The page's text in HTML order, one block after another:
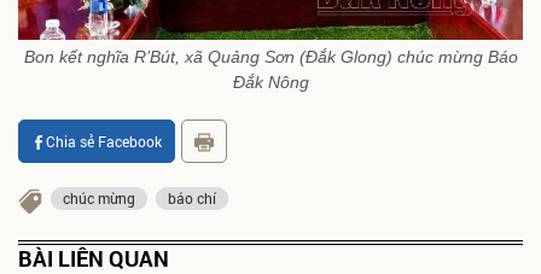
Bon kết nghĩa R’Bút, xã Quảng Sơn (Đắk Glong) chúc mừng Báo
Đắk Nông
Chia sẻ Facebook
chúc mừng báo chí
BÀI LIÊN QUAN